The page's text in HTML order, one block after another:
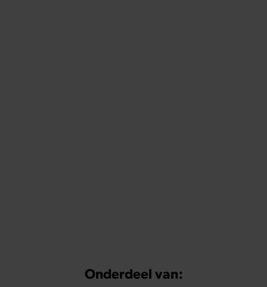
Onderdeel van: